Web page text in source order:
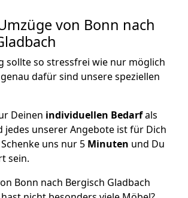
von Bonn nach
sollte so stressfrei wie nur möglich
dafür sind unsere speziellen
Deinen individuellen Bedarfals
jedes unserer Angebote ist für Dich
uns nur 5 Minuten und Du
sein.
Bonn nach Bergisch Gladbach